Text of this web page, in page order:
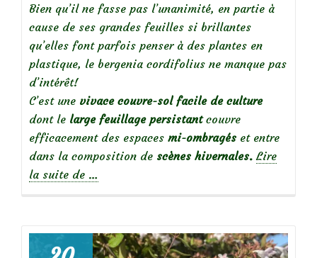
Bien qu’il ne fasse pas l’unanimité, en partie à
cause de ses grandes feuilles si brillantes
qu’elles font parfois penser à des plantes en
plastique, le bergenia cordifolius ne manque pas
d’intérêt!
C’est une vivace couvre-sol facile de culture
dont le large feuillage persistantcouvre
efficacement des espaces mi-ombragés et entre
dans la composition de scènes hivernales. Lire
la suite de
une
…